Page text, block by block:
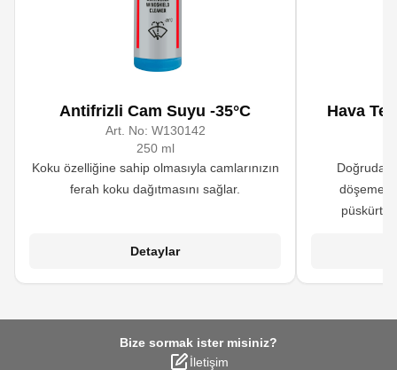
Antifrizli Cam Suyu -35°C
Art. No: W130142
250 ml
Koku özelliğine sahip olmasıyla camlarınızın
ferah koku dağıtmasını sağlar.
Detaylar
Hava
Doğrudan
Bize sormak ister misiniz?
İletişim